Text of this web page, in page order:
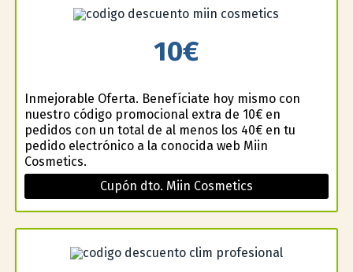
10€
Inmejorable Oferta. Benefíciate hoy mismo con
nuestro código promocional extra de 10€ en
pedidos con un total de al menos los 40€ en tu
pedido electrónico a la conocida web Miin
Cosmetics.
Cupón dto. Miin Cosmetics